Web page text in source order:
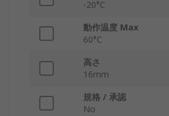
-20°C
動作温度 Max
60°C
高さ
16mm
規格 / 承認
No